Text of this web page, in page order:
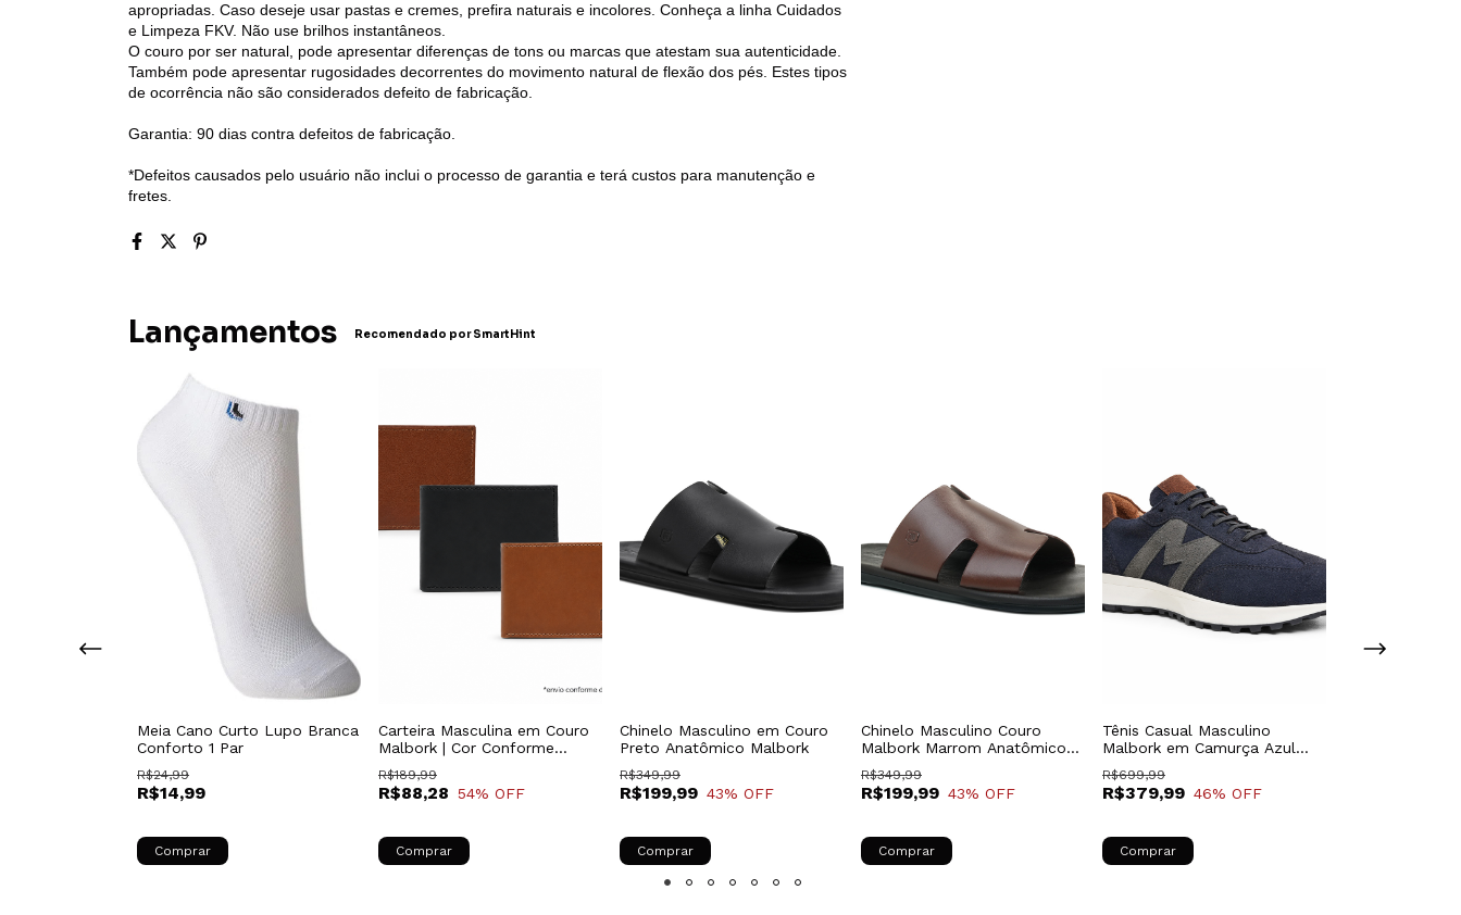
apropriadas. Caso deseje usar pastas e cremes, prefira naturais e incolores. Conheça a linha Cuidados
e Limpeza FKV. Não use brilhos instantâneos.
O couro por ser natural, pode apresentar diferenças de tons ou marcas que atestam sua autenticidade.
Também pode apresentar rugosidades decorrentes do movimento natural de flexão dos pés. Estes tipos
de ocorrência não são considerados defeito de fabricação.
Garantia: 90 dias contra defeitos de fabricação.
*Defeitos causados pelo usuário não inclui o processo de garantia e terá custos para manutenção e
fretes.
Lançamentos Recomendado por SmartHint
Meia Cano Curto Lupo Branca
Conforto 1 Par
R$14,99
R$24,99
Comprar
Carteira Masculina em Couro
Malbork | Cor Conforme
Disponibilidade
R$88,28
R$189,99
54% OFF
Comprar
Chinelo Masculino em Couro
Preto Anatômico Malbork
R$199,99
R$349,99
43% OFF
Comprar
Chinelo Masculino Couro
Malbork Marrom Anatômico
Confortável Casual 007151M
R$199,99
R$349,99
43% OFF
Comprar
Tênis Casual Masculino
Malbork em Camurça Azul
com Amortecedor
R$379,99
R$699,99
46% OFF
Comprar